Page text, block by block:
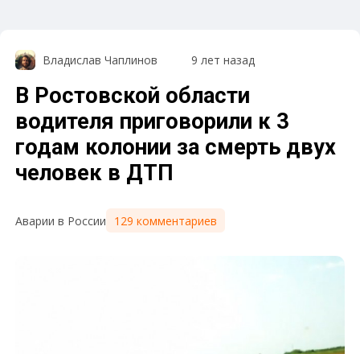
Владислав Чаплинов 9 лет назад
В Ростовской области
водителя приговорили к 3
годам колонии за смерть двух
человек в ДТП
Аварии в России 129 комментариев